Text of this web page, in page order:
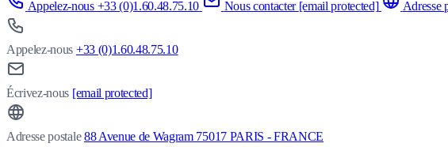
Appelez-nous +33 (0)1.60.48.75.10
Nous contacter [email protected] Adresse
Appelez-nous +33 (0)1.60.48.75.10
Écrivez-nous [email protected]
Adresse postale 88 Avenue de Wagram 75017 PARIS - FRANCE